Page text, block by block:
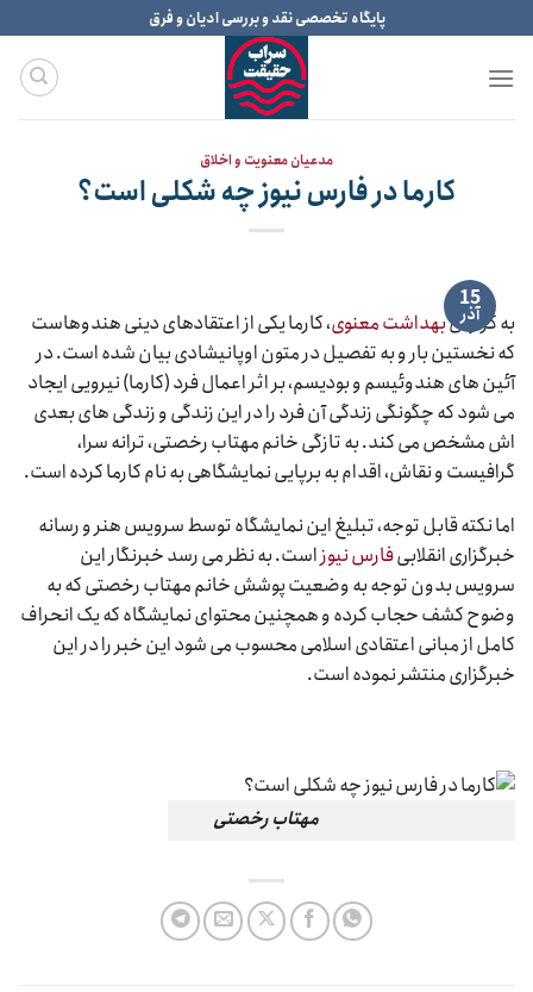
to
content
پایگاه تخصصی نقد و بررسی ادیان و فرق
مدعیان معنویت و اخلاق
کارما در فارس نیوز چه شکلی است؟
15
آذر
به گزارشبهداشت معنوی، کارما یکی از اعتقادهای دینی هندوهاست
که نخستین بار و به تفصیل در متون اوپانیشادی بیان شده است. در
آئین های هندوئیسم و بودیسم، بر اثر اعمال فرد (کارما) نیرویی ایجاد
می شود که چگونگی زندگی آن فرد را در این زندگی و زندگی های بعدی
اش مشخص می کند. به تازگی خانم مهتاب رخصتی، ترانه سرا،
گرافیست و نقاش، اقدام به برپایی نمایشگاهی به نام کارما کرده است.
اما نکته قابل توجه، تبلیغ این نمایشگاه توسط سرویس هنر و رسانه
خبرگزاری انقلابیفارس نیوزاست. به نظر می رسد خبرنگار این
سرویس بدون توجه به وضعیت پوشش خانم مهتاب رخصتی که به
وضوح کشف حجاب کرده و همچنین محتوای نمایشگاه که یک انحراف
کامل از مبانی اعتقادی اسلامی محسوب می شود این خبر را در این
خبرگزاری منتشر نموده است.
مهتاب رخصتی